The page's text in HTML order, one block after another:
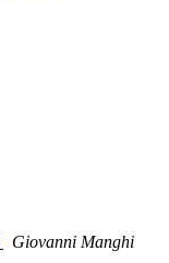
Giovanni Manghi